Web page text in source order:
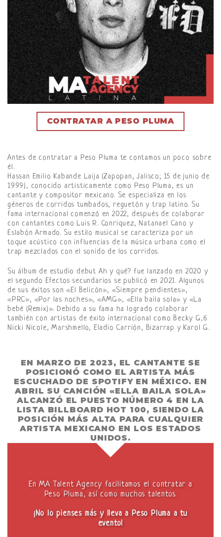
CONTRATAR A PESO PLUMA
Antes de contratar a Peso Pluma te contamos un poco sobre
él.
Hassan Emilio Kabande Laija (Zapopan, Jalisco; 15 de junio de
1999), conocido artisticamente como Peso Pluma, es un
cantante y compositor mexicano. Se especializa en los
géneros de corridos tumbados, reguetón y trap latino. Su
fama internacional comenzó en 2022, después de colaborar
con cantantes como Luis R. Conriquez, Natanael Cano y
Eslabón Armado. Su estilo musical se caracteriza por un
toque acústico con influencias de la música urbana como el
trap mezclados con el sonido de los corridos.
Su álbum de estudio debut Ah y qué? fue lanzado en 2020 y
el segundo Efectos secundarios se publicó en 2021. Algunos
de sus éxitos son «El Belicón», «Siempre pendientes»,
«PRC», «Por las noches», «AMG», «Ella baila sola» y «La
bebé (Remix)». Debido a su fama ha logrado colaborar
también con artistas de éxito internacional como Becky G,6
Nicki Nicole, Marshmello, Eladio Carrión, Bizarrap y Karol G.
EN MARZO DE 2023, EL CANTANTE SE
POSICIONÓ COMO EL ARTISTA MÁS
ESCUCHADO DE SPOTIFY EN MÉXICO. EN
ABRIL SU CANCIÓN «ELLA BAILA SOLA»
ALCANZÓ EL PUESTO NÚMERO 4 EN LA
LISTA BILLBOARD HOT 100, SIENDO LA
POSICIÓN MÁS ALTA PARA CUALQUIER
ARTISTA MEXICANO EN LOS ESTADOS
UNIDOS.
En MA Talent Agency facilitamos el contratar a
Peso Pluma, así como muchos talentos.
¡No lo pienses más y lleva a Peso Pluma a tu
evento!